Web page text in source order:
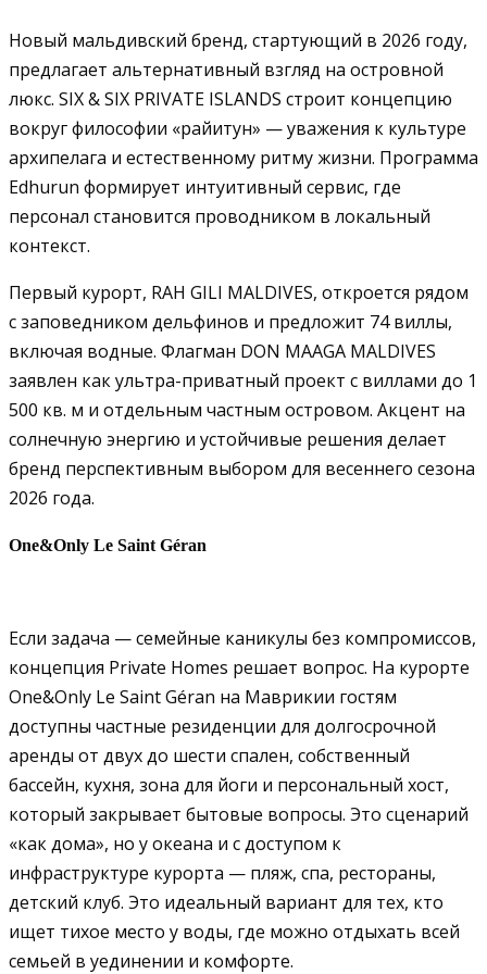
Новый мальдивский бренд, стартующий в 2026 году,
предлагает альтернативный взгляд на островной
люкс. SIX & SIX PRIVATE ISLANDS строит концепцию
вокруг философии «райитун» — уважения к культуре
архипелага и естественному ритму жизни. Программа
Edhurun формирует интуитивный сервис, где
персонал становится проводником в локальный
контекст.
Первый курорт, RAH GILI MALDIVES, откроется рядом
с заповедником дельфинов и предложит 74 виллы,
включая водные. Флагман DON MAAGA MALDIVES
заявлен как ультра-приватный проект с виллами до 1
500 кв. м и отдельным частным островом. Акцент на
солнечную энергию и устойчивые решения делает
бренд перспективным выбором для весеннего сезона
2026 года.
One&Only Le Saint Géran
Если задача — семейные каникулы без компромиссов,
концепция Private Homes решает вопрос. На курорте
One&Only Le Saint Géran на Маврикии гостям
доступны частные резиденции для долгосрочной
аренды от двух до шести спален, собственный
бассейн, кухня, зона для йоги и персональный хост,
который закрывает бытовые вопросы. Это сценарий
«как дома», но у океана и с доступом к
инфраструктуре курорта — пляж, спа, рестораны,
детский клуб. Это идеальный вариант для тех, кто
ищет тихое место у воды, где можно отдыхать всей
семьей в уединении и комфорте.